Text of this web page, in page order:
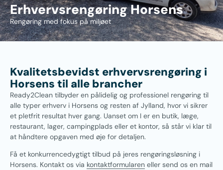
Erhvervsrengøring Horsens
Rengøring med fokus på miljøet
Kvalitetsbevidst erhvervsrengøring i
Horsens til alle brancher
Ready2Clean tilbyder en pålidelig og professionel rengøring til
alle typer erhverv i Horsens og resten af Jylland, hvor vi sikrer
et pletfrit resultat hver gang. Uanset om I er en butik, læge,
restaurant, lager, campingplads eller et kontor, så står vi klar til
at håndtere opgaven med øje for detaljen.
Få et konkurrencedygtigt tilbud på jeres rengøringsløsning i
Horsens. Kontakt os via kontaktformularen eller send os en mail